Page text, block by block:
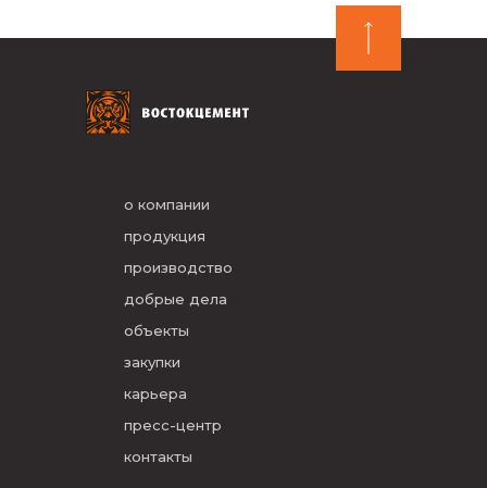
о компании
продукция
производство
добрые дела
объекты
закупки
карьера
пресс-центр
контакты